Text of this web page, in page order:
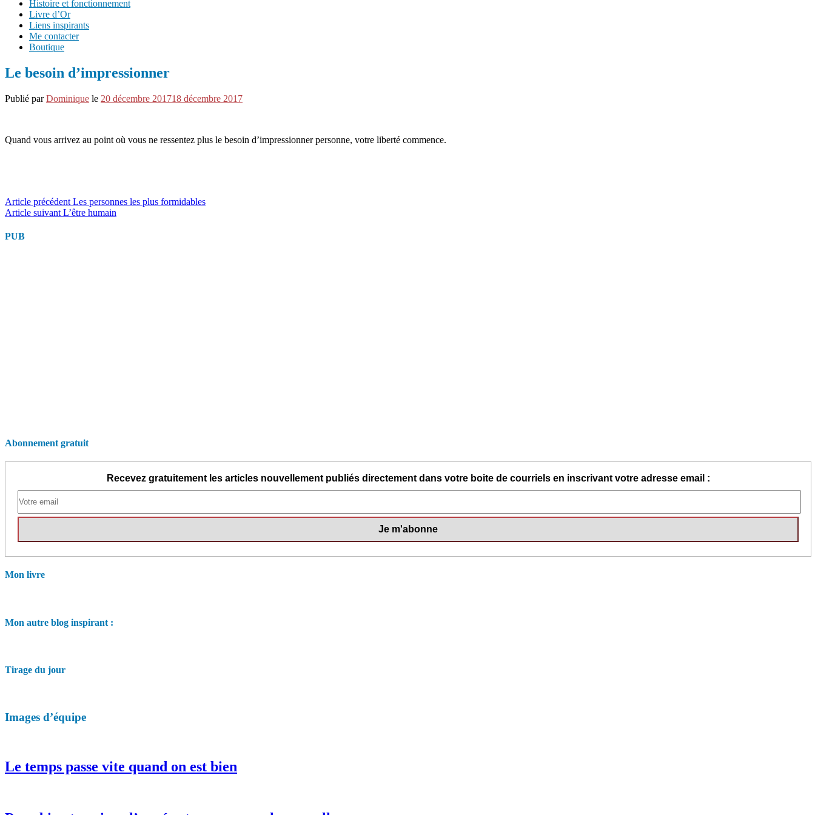
Histoire et fonctionnement
Livre d’Or
Liens inspirants
Me contacter
Boutique
Le besoin d’impressionner
Publié parDominique le 20 décembre 201718 décembre 2017
Quand vous arrivez au point où vous ne ressentez plus le besoin d’impressionner personne, votre liberté commence.
Lire
la
suite
Article précédent Les personnes les plus formidables
Article suivant L’être humain
PUB
Abonnement gratuit
Recevez gratuitement les articles nouvellement publiés directement dans votre boite de courriels en inscrivant votre adresse email :
Mon livre
Mon autre blog inspirant :
Tirage du jour
Images d’équipe
Le temps passe vite quand on est bien